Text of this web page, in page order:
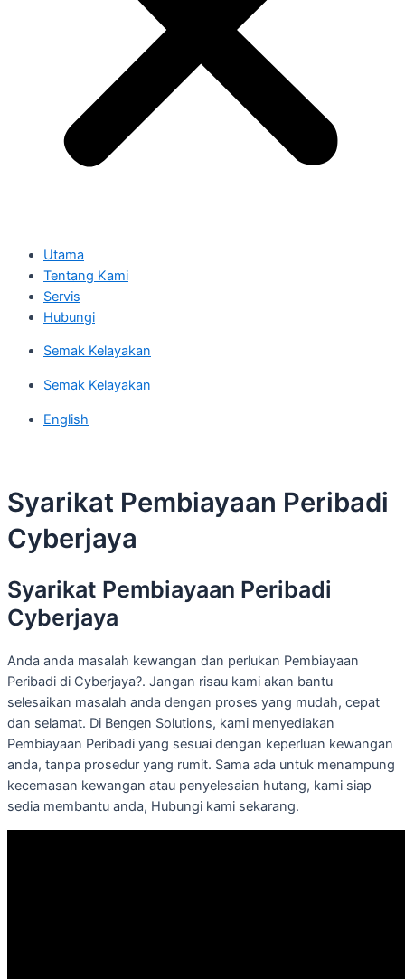
Utama
Tentang Kami
Servis
Hubungi
Semak Kelayakan
Semak Kelayakan
English
Syarikat Pembiayaan Peribadi
Cyberjaya
Syarikat Pembiayaan Peribadi
Cyberjaya
Anda anda masalah kewangan dan perlukan Pembiayaan
Peribadi di Cyberjaya?. Jangan risau kami akan bantu
selesaikan masalah anda dengan proses yang mudah, cepat
dan selamat. Di Bengen Solutions, kami menyediakan
Pembiayaan Peribadi yang sesuai dengan keperluan kewangan
anda, tanpa prosedur yang rumit. Sama ada untuk menampung
kecemasan kewangan atau penyelesaian hutang, kami siap
sedia membantu anda, Hubungi kami sekarang.